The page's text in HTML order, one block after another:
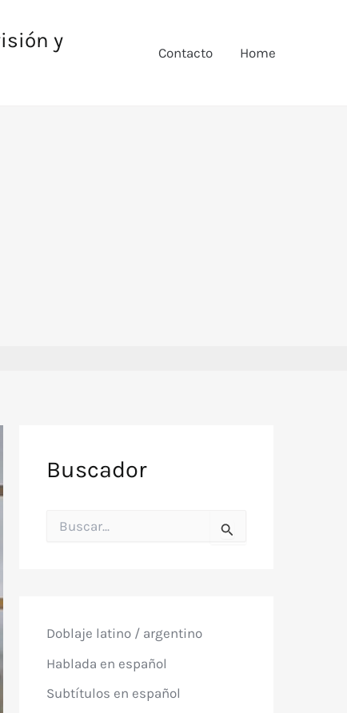
y
Contacto Home
Buscador
o
:
Doblaje latino / argentino
Hablada en español
Subtítulos en español